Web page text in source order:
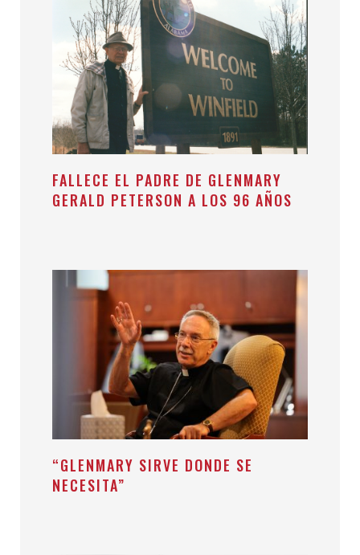
FALLECE EL PADRE DE GLENMARY
GERALD PETERSON A LOS 96 AÑOS
“GLENMARY SIRVE DONDE SE
NECESITA”